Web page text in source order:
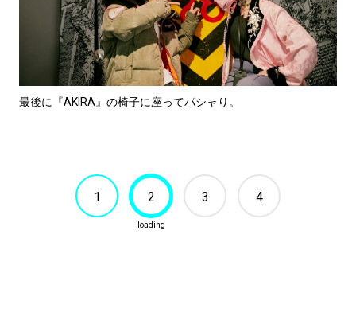
最後に『AKIRA』の椅子に座ってパシャり。
1 2 3 4